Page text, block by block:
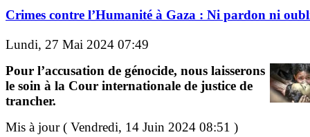
Crimes contre l’Humanité à Gaza : Ni pardon ni
Lundi, 27 Mai 2024 07:49
Pour l’accusation de génocide, nous laisserons
le soin à la Cour internationale de justice de
trancher.
Mis à jour ( Vendredi, 14 Juin 2024 08:51 )